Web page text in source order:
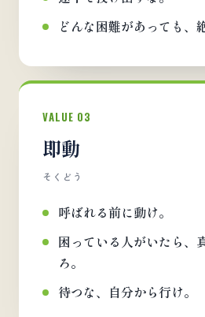
どんな困難があっても、
VALUE 03
即動
そくどう
呼ばれる前に動け。
困っている人がいたら、
ろ。
待つな、自分から行け。